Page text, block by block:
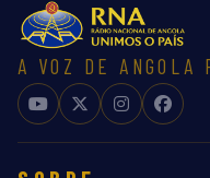
A VOZ DE ANGOLA